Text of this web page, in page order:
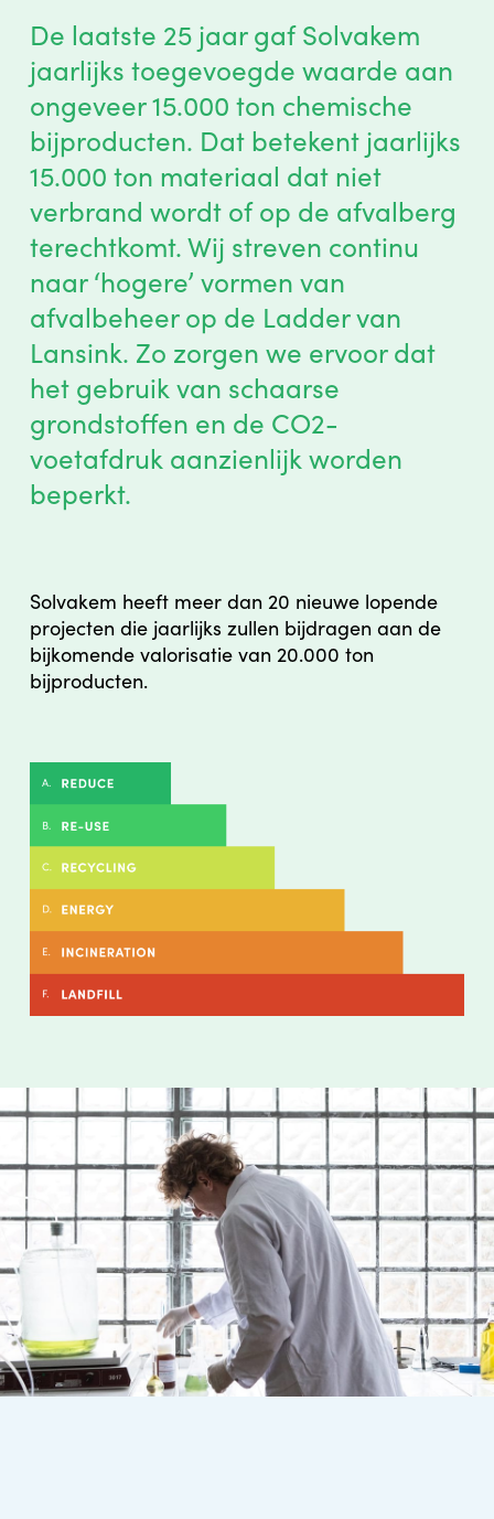
De laatste 25 jaar gaf Solvakem
jaarlijks toegevoegde waarde aan
ongeveer 15.000 ton chemische
bijproducten. Dat betekent jaarlijks
15.000 ton materiaal dat niet
verbrand wordt of op de afvalberg
terechtkomt. Wij streven continu
naar ‘hogere’ vormen van
afvalbeheer op de Ladder van
Lansink. Zo zorgen we ervoor dat
het gebruik van schaarse
grondstoffen en de CO2-
voetafdruk aanzienlijk worden
beperkt.
Solvakem heeft meer dan 20 nieuwe lopende
projecten die jaarlijks zullen bijdragen aan de
bijkomende valorisatie van 20.000 ton
bijproducten.